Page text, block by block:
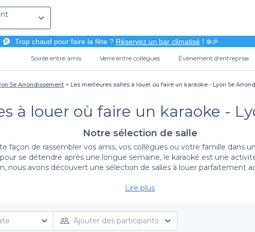
Trop chaud pour faire la fête ? Réservez un bar climatisé! ❄️🎉
Soirée entre amis Verre entre collègues Évènement d'entreprise
5e Arrondissement Les meilleures salles à louer où faire un karaoke - Lyon 5e
à louer où faire un karaoke -
Notre sélection de salle
façon de rassembler vos amis, vos collègues ou votre famille dans
se détendre après une longue semaine, le karaoké est une
nous avons découvert une sélection de salles à louer parfaitement
n’a jamais été aussi simple. Nous vous proposons un large
référencé sur notre plateforme vous offre des
Lire plus
Ajouter des participants